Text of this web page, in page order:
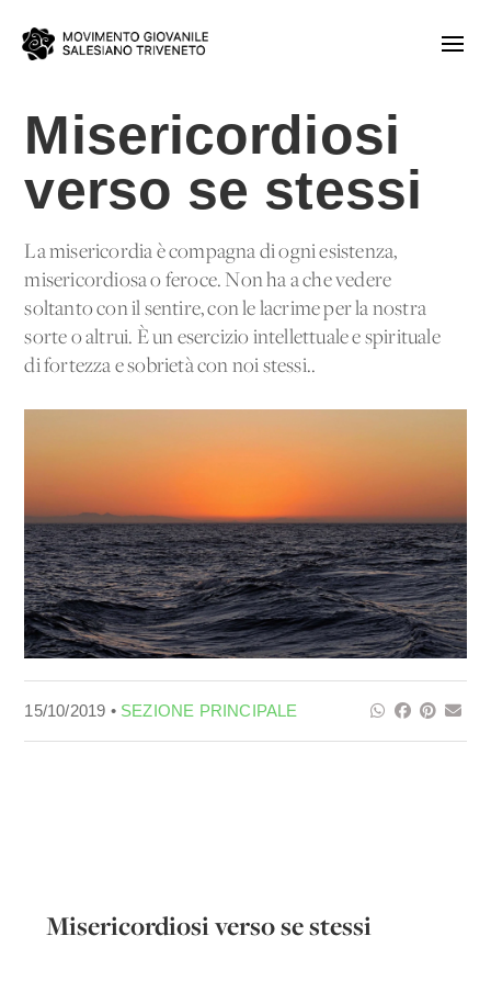
Misericordiosi
verso se stessi
La misericordia è compagna di ogni esistenza,
misericordiosa o feroce. Non ha a che vedere
soltanto con il sentire, con le lacrime per la nostra
sorte o altrui. È un esercizio intellettuale e spirituale
di fortezza e sobrietà con noi stessi..
15/10/2019 • SEZIONE PRINCIPALE
Misericordiosi verso se stessi